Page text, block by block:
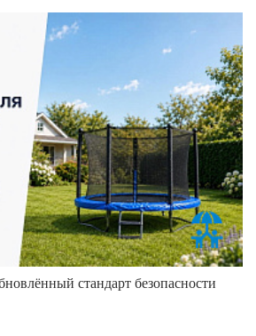
стандарт безопасности